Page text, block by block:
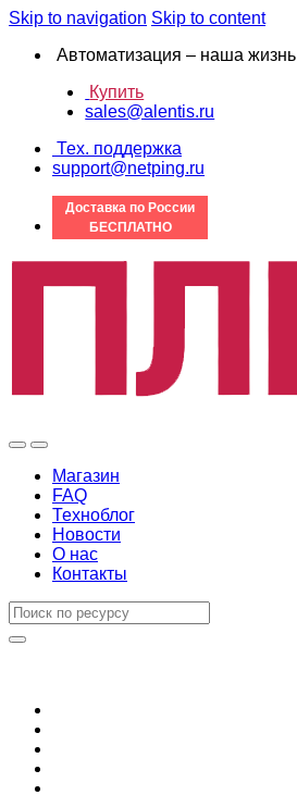
Skip to navigation Skip to content
Автоматизация – наша жизнь
Купить
sales@alentis.ru
Тех. поддержка
support@netping.ru
Доставка по России
БЕСПЛАТНО
Магазин
FAQ
Техноблог
Новости
О нас
Контакты